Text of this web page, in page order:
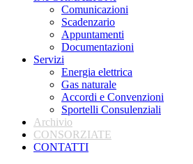
Comunicazioni
Scadenzario
Appuntamenti
Documentazioni
Servizi
Energia elettrica
Gas naturale
Accordi e Convenzioni
Sportelli Consulenziali
Archivio
CONSORZIATE
CONTATTI